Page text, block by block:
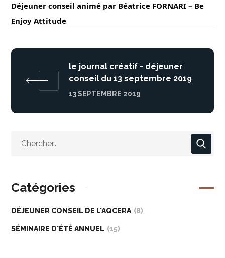
Déjeuner conseil animé par Béatrice FORNARI – Be
Enjoy Attitude
le journal créatif - déjeuner
conseil du 13 septembre 2019
13 SEPTEMBRE 2019
Catégories
DÉJEUNER CONSEIL DE L'AQCERA (8)
SÉMINAIRE D'ÉTÉ ANNUEL (15)